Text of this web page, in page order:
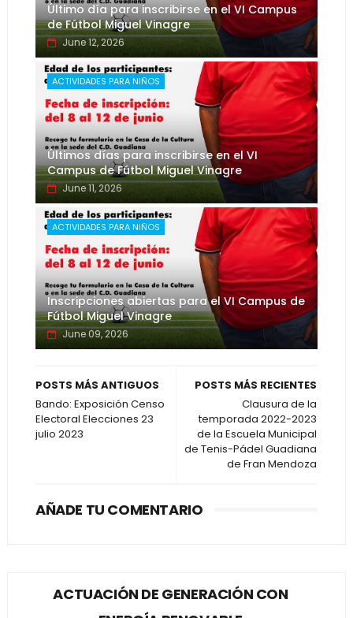
Último día para inscribirse en el VI Campus
de Fútbol Miguel Vinagre
June 12, 2026
ACTIVIDADES PARA NIÑOS
Últimos días para inscribirse en el VI
Campus de Fútbol Miguel Vinagre
June 11, 2026
ACTIVIDADES PARA NIÑOS
Inscripciones abiertas para el VI Campus de
Fútbol Miguel Vinagre
June 09, 2026
POSTS MÁS RECIENTES
Clausura de la
temporada 2022-2023
de la Escuela Municipal
de Tenis-Pádel Guadiana
de Fran Mendoza
POSTS MÁS ANTIGUOS
Bando: Exposición Censo
Electoral Elecciones 23
julio 2023
AÑADE TU COMENTARIO
ACTUACIÓN DE GENERACIÓN CON